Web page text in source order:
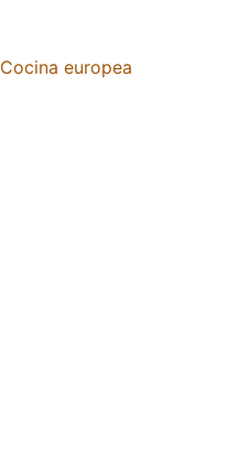
Cocina europea